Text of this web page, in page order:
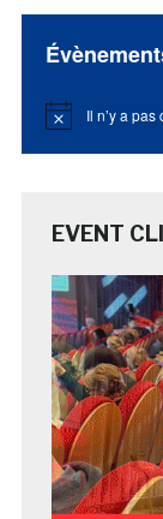
Notice Il n’y a pas
EVENT